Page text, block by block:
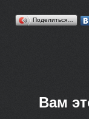
Поделиться…
Вам